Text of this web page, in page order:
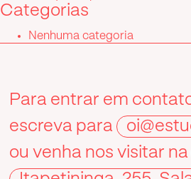
Categorias
Nenhuma categoria
Para entrar em
escreva para
ou venha nos visitar na